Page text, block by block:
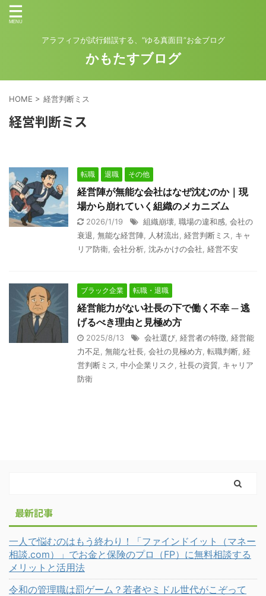
アラフィフが試行錯誤する、“ゆる真面目”お金ブログ
かもたすブログ
HOME > 経営判断ミス
経営判断ミス
転職 退職 その他
経営陣が無能な会社はなぜ沈むのか｜現
場から崩れていく組織のメカニズム
2026/1/19 組織崩壊 職場の違和感 会社の
衰退 無能な経営陣 人材流出 経営判断ミス
キャ
リア防衛 会社分析 沈みかけの会社 経営不安
ブラック企業 転職・退職
経営能力がない社長の下で働く不幸 ─ 逃
げるべき理由と見極め方
2025/8/13 会社選び 経営者の特徴 経営能
力不足
無能な社長 会社の見極め方 転職判断 経
営判断ミス
中小企業リスク 社長の資質 キャリア
防衛
最新記事
一人で悩むのはもう終わり！「ファインドイット（マネー
相談.com）」でお金と保険のプロ（FP）に無料相談する
メリットと活用法
令和の管理職は罰ゲーム？若者やミドル世代がこぞって